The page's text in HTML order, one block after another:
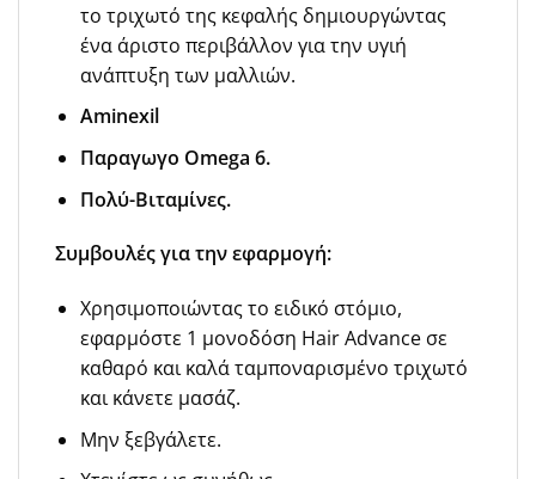
το τριχωτό της κεφαλής δημιουργώντας
ένα άριστο περιβάλλον για την υγιή
ανάπτυξη των μαλλιών.
Aminexil
Παραγωγο Omega 6.
Πολύ-Βιταμίνες.
Συμβουλές για την εφαρμογή:
Χρησιμοποιώντας το ειδικό στόμιο,
εφαρμόστε 1 μονοδόση Hair Advance σε
καθαρό και καλά ταμποναρισμένο τριχωτό
και κάνετε μασάζ.
Μην ξεβγάλετε.